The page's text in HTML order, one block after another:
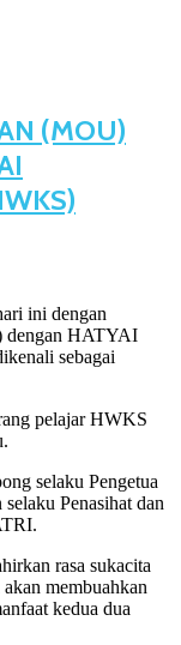
(MOU)
ini dengan
dengan HATYAI
sebagai
pelajar HWKS
selaku Pengetua
Penasihat dan
rasa sukacita
membuahkan
kedua dua